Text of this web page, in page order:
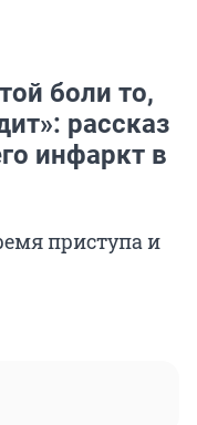
боли то,
рассказ
инфаркт в
приступа и